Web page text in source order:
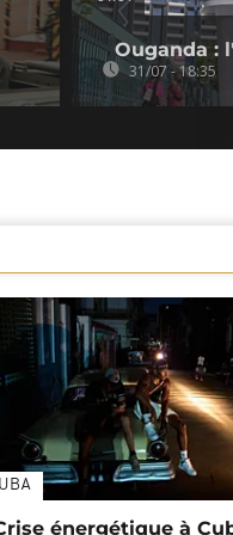
Ouganda :
31/07 - 18:35
énergétique à